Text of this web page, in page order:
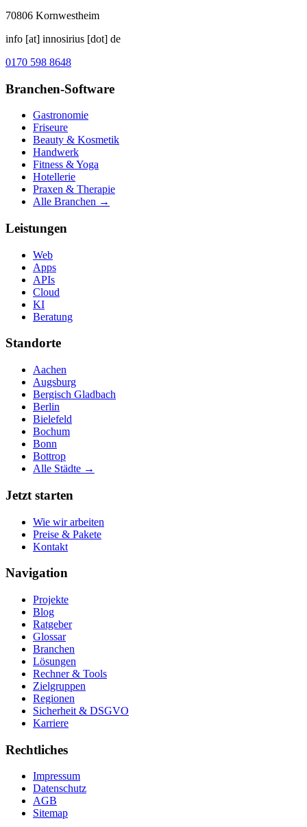
70806 Kornwestheim
info [at] innosirius [dot] de
0170 598 8648
Branchen-Software
Gastronomie
Friseure
Beauty & Kosmetik
Handwerk
Fitness & Yoga
Hotellerie
Praxen & Therapie
Alle Branchen →
Leistungen
Web
Apps
APIs
Cloud
KI
Beratung
Standorte
Aachen
Augsburg
Bergisch Gladbach
Berlin
Bielefeld
Bochum
Bonn
Bottrop
Alle Städte →
Jetzt starten
Wie wir arbeiten
Preise & Pakete
Kontakt
Navigation
Projekte
Blog
Ratgeber
Glossar
Branchen
Lösungen
Rechner & Tools
Zielgruppen
Regionen
Sicherheit & DSGVO
Karriere
Rechtliches
Impressum
Datenschutz
AGB
Sitemap